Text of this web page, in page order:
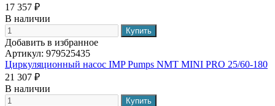
17 357 ₽
В наличии
Добавить в избранное
Артикул: 979525435
Циркуляционный насос IMP Pumps NMT MINI PRO 25/60-180
21 307 ₽
В наличии